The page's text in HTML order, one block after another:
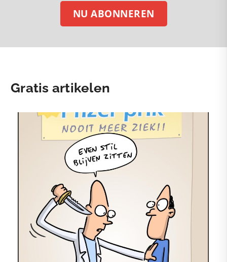
NU ABONNEREN
Gratis artikelen